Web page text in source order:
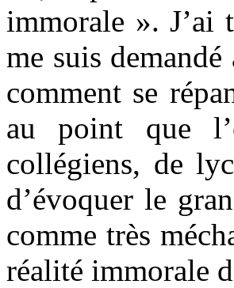
immorale ». J’ai
me suis
comment se
au point que
collégiens, de
d’évoquer le
comme très
réalité immorale